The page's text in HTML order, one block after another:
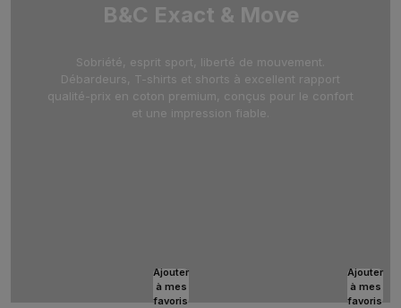
B&C Exact & Move
Sobriété, esprit sport, liberté de mouvement.
Débardeurs, T-shirts et shorts à excellent rapport
qualité-prix en coton premium, conçus pour le confort
et une impression fiable.
Ajouter
à mes
favoris
Ajouter
à mes
favoris